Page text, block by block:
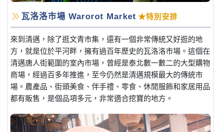
瓦洛洛市場 Warorot Market ★特別安排
來到清邁，除了逛文青市集，還有一個非常傳統又好逛的地
方，就是位於平河畔，擁有過百年歷史的瓦洛洛市場。這個在
清邁唐人街範圍的室內市場，曾經是泰北數一數二的大型購物
商場，經過百多年推進，至今仍然是清邁規模最大的傳統市
場。農產品、街頭美食、伴手禮、零食、休閒服飾和家居用品
都有販售，是個品項多元，非常適合挖寶的地方。